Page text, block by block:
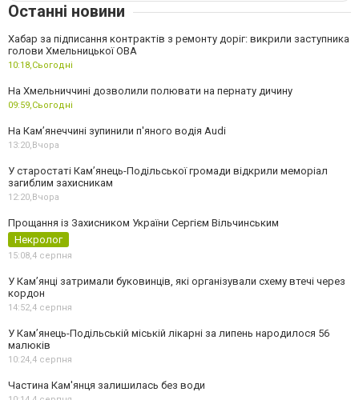
Останні новини
Хабар за підписання контрактів з ремонту доріг: викрили заступника
голови Хмельницької ОВА
10:18,Сьогодні
На Хмельниччині дозволили полювати на пернату дичину
09:59,Сьогодні
На Камʼянеччині зупинили п'яного водія Audi
13:20,Вчора
У старостаті Кам’янець-Подільської громади відкрили меморіал
загиблим захисникам
12:20,Вчора
Прощання із Захисником України Сергієм Вільчинським
Некролог
15:08,4 серпня
У Кам’янці затримали буковинців, які організували схему втечі через
кордон
14:52,4 серпня
У Кам’янець-Подільській міській лікарні за липень народилося 56
малюків
10:24,4 серпня
Частина Кам'янця залишилась без води